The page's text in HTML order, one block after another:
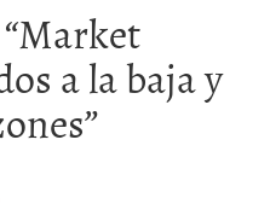
Market
a la baja y
”